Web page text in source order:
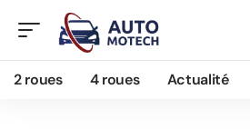
2 roues 4 roues Actualité